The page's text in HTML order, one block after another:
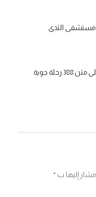
مستشفى الثدى
مشار إليها ب *